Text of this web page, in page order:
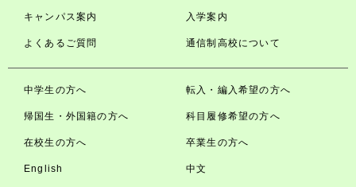
キャンパス案内 入学案内
よくあるご質問 通信制高校について
中学生の方へ 転入・編入希望の方へ
帰国生・外国籍の方へ 科目履修希望の方へ
在校生の方へ 卒業生の方へ
English 中文